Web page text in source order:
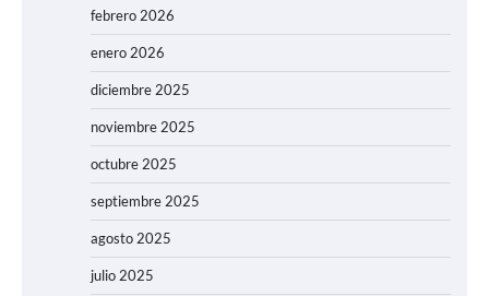
febrero 2026
enero 2026
diciembre 2025
noviembre 2025
octubre 2025
septiembre 2025
agosto 2025
julio 2025